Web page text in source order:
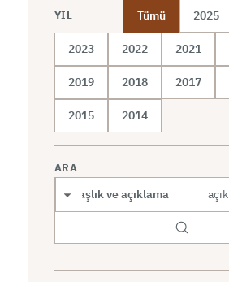
YIL Tümü 2025
2023 2022 2021
2019 2018 2017
2015 2014
ARA